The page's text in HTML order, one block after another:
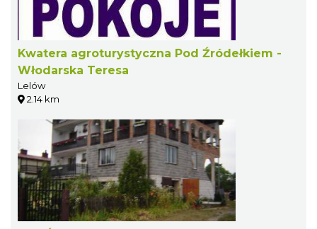
Kwatera agroturystyczna Pod Źródełkiem -
Włodarska Teresa
Lelów
2.14 km